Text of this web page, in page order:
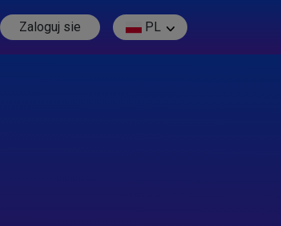
Zaloguj sie PL